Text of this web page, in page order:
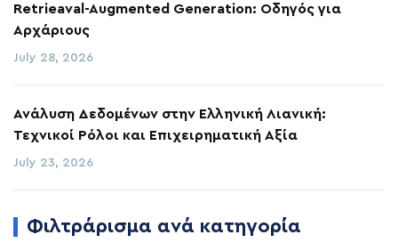
Retrieaval-Augmented Generation: Οδηγός για
Αρχάριους
July 28, 2026
Ανάλυση Δεδομένων στην Ελληνική Λιανική:
Τεχνικοί Ρόλοι και Επιχειρηματική Αξία
July 23, 2026
Φιλτράρισμα ανά κατηγορία